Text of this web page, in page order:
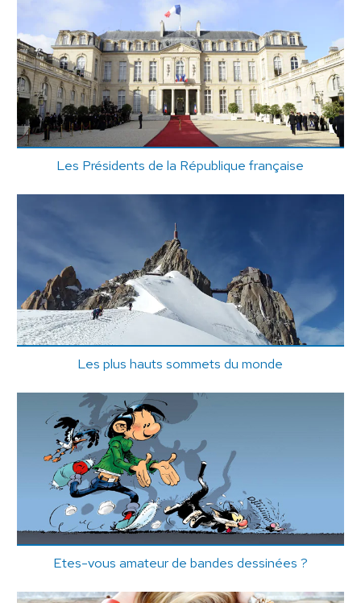
Les Présidents de la République française
Les plus hauts sommets du monde
Etes-vous amateur de bandes dessinées ?